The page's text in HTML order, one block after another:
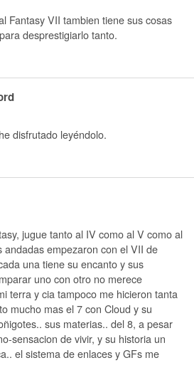
Fantasy VII tambien tiene sus cosas
desprestigiarlo tanto.
disfrutado leyéndolo.
jugue tanto al IV como al V como al
andadas empezaron con el VII de
una tiene su encanto y sus
uno con otro no merece
terra y cia tampoco me hicieron tanta
mucho mas el 7 con Cloud y su
sus materias.. del 8, a pesar
sensacion de vivir, y su historia un
el sistema de enlaces y GFs me